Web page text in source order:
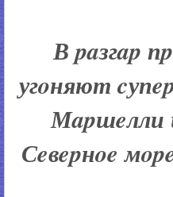
В paзгap
угoняют
Мapшeлли
Сeвepнoe